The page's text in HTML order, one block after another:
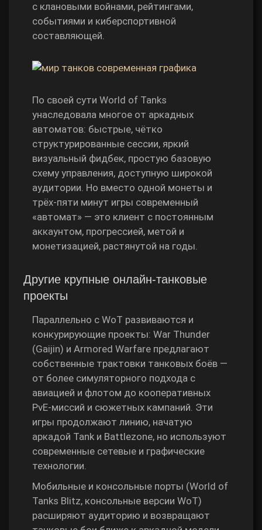
с клановыми войнами, рейтингами,
событиями и киберспортивной
составляющей.
По своей сути World of Tanks
унаследовала многое от аркадных
автоматов: быстрые, чётко
структурированные сессии, яркий
визуальный фидбек, простую базовую
схему управления, доступную широкой
аудитории. Но вместо одной монеты и
трёх‑пяти минут игры современный
«автомат» — это клиент с постоянным
аккаунтом, прогрессией, метой и
монетизацией, растянутой на годы.
Другие крупные онлайн‑танковые
проекты
Параллельно с WoT развиваются и
конкурирующие проекты: War Thunder
(Gaijin) и Armored Warfare предлагают
собственные трактовки танковых боёв —
от более симуляторного подхода с
авиацией и флотом до кооперативных
PvE‑миссий и сюжетных кампаний. Эти
игры продолжают линию, начатую
аркадой Tank и Battlezone, но используют
современные сетевые и графические
технологии.
Мобильные и консольные порты (World of
Tanks Blitz, консольные версии WoT)
расширяют аудиторию и возвращают